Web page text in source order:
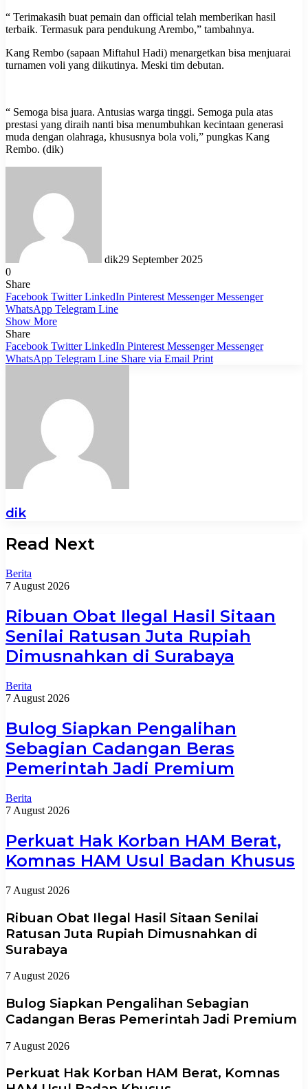
“ Terimakasih buat pemain dan official telah memberikan hasil
terbaik. Termasuk para pendukung Arembo,” tambahnya.
Kang Rembo (sapaan Miftahul Hadi) menargetkan bisa menjuarai
turnamen voli yang diikutinya. Meski tim debutan.
“ Semoga bisa juara. Antusias warga tinggi. Semoga pula atas
prestasi yang diraih nanti bisa menumbuhkan kecintaan generasi
muda dengan olahraga, khususnya bola voli,” pungkas Kang
Rembo. (dik)
dik29 September 2025
0
Share
Facebook Twitter LinkedIn Pinterest Messenger Messenger
WhatsApp Telegram Line
Show More
Share
Facebook Twitter LinkedIn Pinterest Messenger Messenger
WhatsApp Telegram Line Share via Email Print
dik
Read Next
Berita
7 August 2026
Ribuan Obat Ilegal Hasil Sitaan
Senilai Ratusan Juta Rupiah
Dimusnahkan di Surabaya
Berita
7 August 2026
Bulog Siapkan Pengalihan
Sebagian Cadangan Beras
Pemerintah Jadi Premium
Berita
7 August 2026
Perkuat Hak Korban HAM Berat,
Komnas HAM Usul Badan Khusus
7 August 2026
Ribuan Obat Ilegal Hasil Sitaan Senilai
Ratusan Juta Rupiah Dimusnahkan di
Surabaya
7 August 2026
Bulog Siapkan Pengalihan Sebagian
Cadangan Beras Pemerintah Jadi Premium
7 August 2026
Perkuat Hak Korban HAM Berat, Komnas